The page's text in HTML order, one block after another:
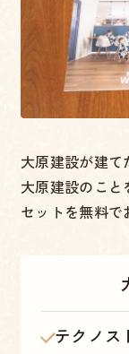
大原建設が建て
大原建設のこと
セットを無料で
テクノス